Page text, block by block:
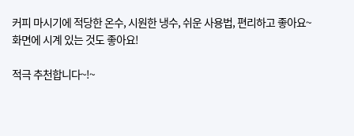
커피 마시기에 적당한 온수, 시원한 냉수, 쉬운 사용법, 편리하고 좋아요~
화면에 시계 있는 것도 좋아요!
적극 추천합니다~!~